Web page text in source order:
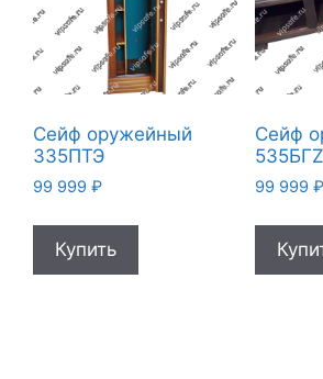
Сейф оружейный
335ПТЭ
99 999 ₽
Купить
Сейф
535БГZ
99 999 ₽